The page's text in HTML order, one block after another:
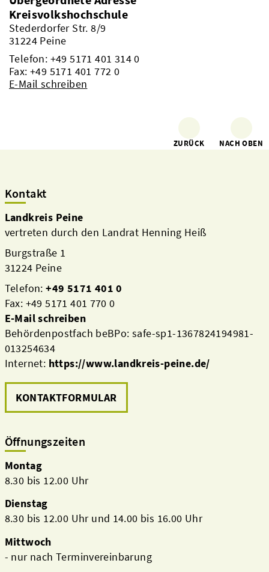
Kreisvolkshochschule
Stederdorfer Str. 8/9
31224 Peine
Telefon: +49 5171 401 314 0
Fax: +49 5171 401 772 0
E-Mail schreiben
ZURÜCK NACH OBEN
Kontakt
Landkreis Peine
vertreten durch den Landrat Henning Heiß
Burgstraße 1
31224 Peine
Telefon:+49 5171 401 0
Fax: +49 5171 401 770 0
E-Mail schreiben
Behördenpostfach beBPo: safe-sp1-1367824194981-
013254634
Internet: https://www.landkreis-peine.de/
KONTAKTFORMULAR
Öffnungszeiten
Montag
8.30 bis 12.00 Uhr
Dienstag
8.30 bis 12.00 Uhr und 14.00 bis 16.00 Uhr
Mittwoch
- nur nach Terminvereinbarung